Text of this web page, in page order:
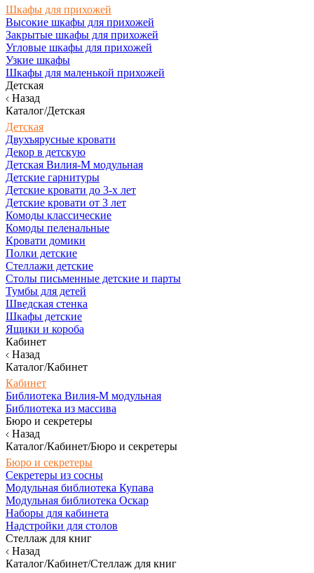
Шкафы для прихожей
Высокие шкафы для прихожей
Закрытые шкафы для прихожей
Угловые шкафы для прихожей
Узкие шкафы
Шкафы для маленькой прихожей
Детская
Назад
Каталог/Детская
Детская
Двухъярусные кровати
Декор в детскую
Детская Вилия-М модульная
Детские гарнитуры
Детские кровати до 3-х лет
Детские кровати от 3 лет
Комоды классические
Комоды пеленальные
Кровати домики
Полки детские
Стеллажи детские
Столы письменные детские и парты
Тумбы для детей
Шведская стенка
Шкафы детские
Ящики и короба
Кабинет
Назад
Каталог/Кабинет
Кабинет
Библиотека Вилия-М модульная
Библиотека из массива
Бюро и секретеры
Назад
Каталог/Кабинет/Бюро и секретеры
Бюро и секретеры
Секретеры из сосны
Модульная библиотека Купава
Модульная библиотека Оскар
Наборы для кабинета
Надстройки для столов
Стеллаж для книг
Назад
Каталог/Кабинет/Стеллаж для книг